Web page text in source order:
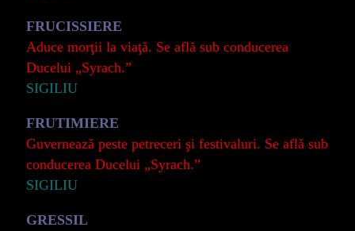
FRUCISSIERE
Aduce morţii la viaţă. Se află sub conducerea
Ducelui „Syrach.”
SIGILIU
FRUTIMIERE
Guvernează peste petreceri şi festivaluri. Se află sub
conducerea Ducelui „Syrach.”
SIGILIU
GRESSIL